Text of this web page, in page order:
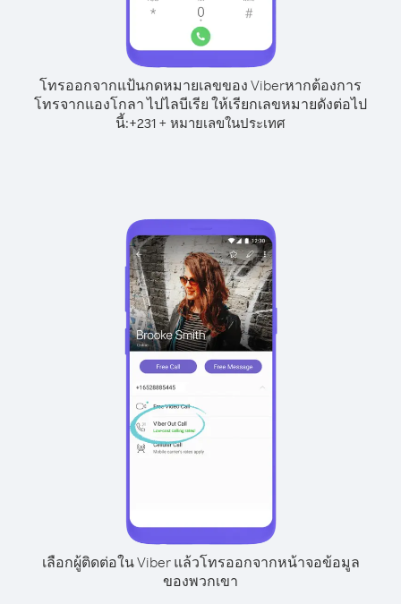
โทรออกจากแป้นกดหมายเลขของ Viberหากต้องการ
โทรจากแองโกลา ไปไลบีเรีย ให้เรียกเลขหมายดังต่อไป
นี้:+231 + หมายเลขในประเทศ
เลือกผู้ติดต่อใน Viber แล้วโทรออกจากหน้าจอข้อมูล
ของพวกเขา